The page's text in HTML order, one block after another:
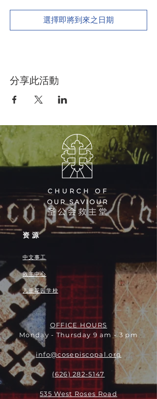
選擇即將到來之日期
分享此活動
资源
中文事工
救主中心
儿童花园学校
OFFICE HOURS
Monday - Thursday 9 am - 3 pm
info@cosepiscopal.org
(626) 282-5147
535 West Roses Road